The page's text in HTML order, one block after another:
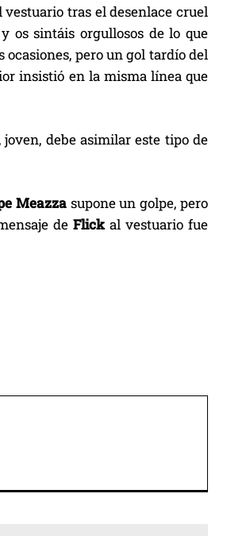
tras el desenlace cruel
os sintáis orgullosos de lo que
pero un gol tardío del
insistió en la misma línea que
debe asimilar este tipo de
Meazza supone un golpe, pero
de Flick al vestuario fue